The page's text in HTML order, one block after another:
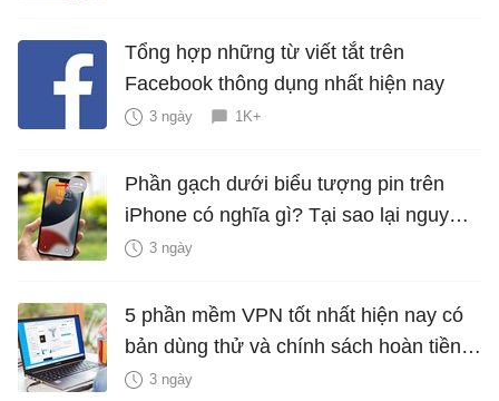
Tổng hợp những từ viết tắt trên
Facebook thông dụng nhất hiện nay
3 ngày 1K+
Phần gạch dưới biểu tượng pin trên
iPhone có nghĩa gì? Tại sao lại nguy
hiểm?
3 ngày
5 phần mềm VPN tốt nhất hiện nay có
bản dùng thử và chính sách hoàn tiền
miễn phí
3 ngày